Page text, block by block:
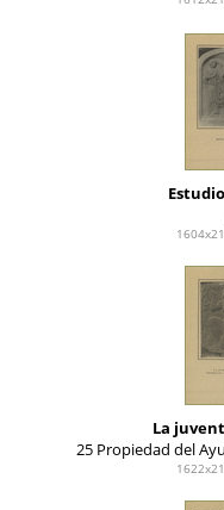
La
25 Propiedad del